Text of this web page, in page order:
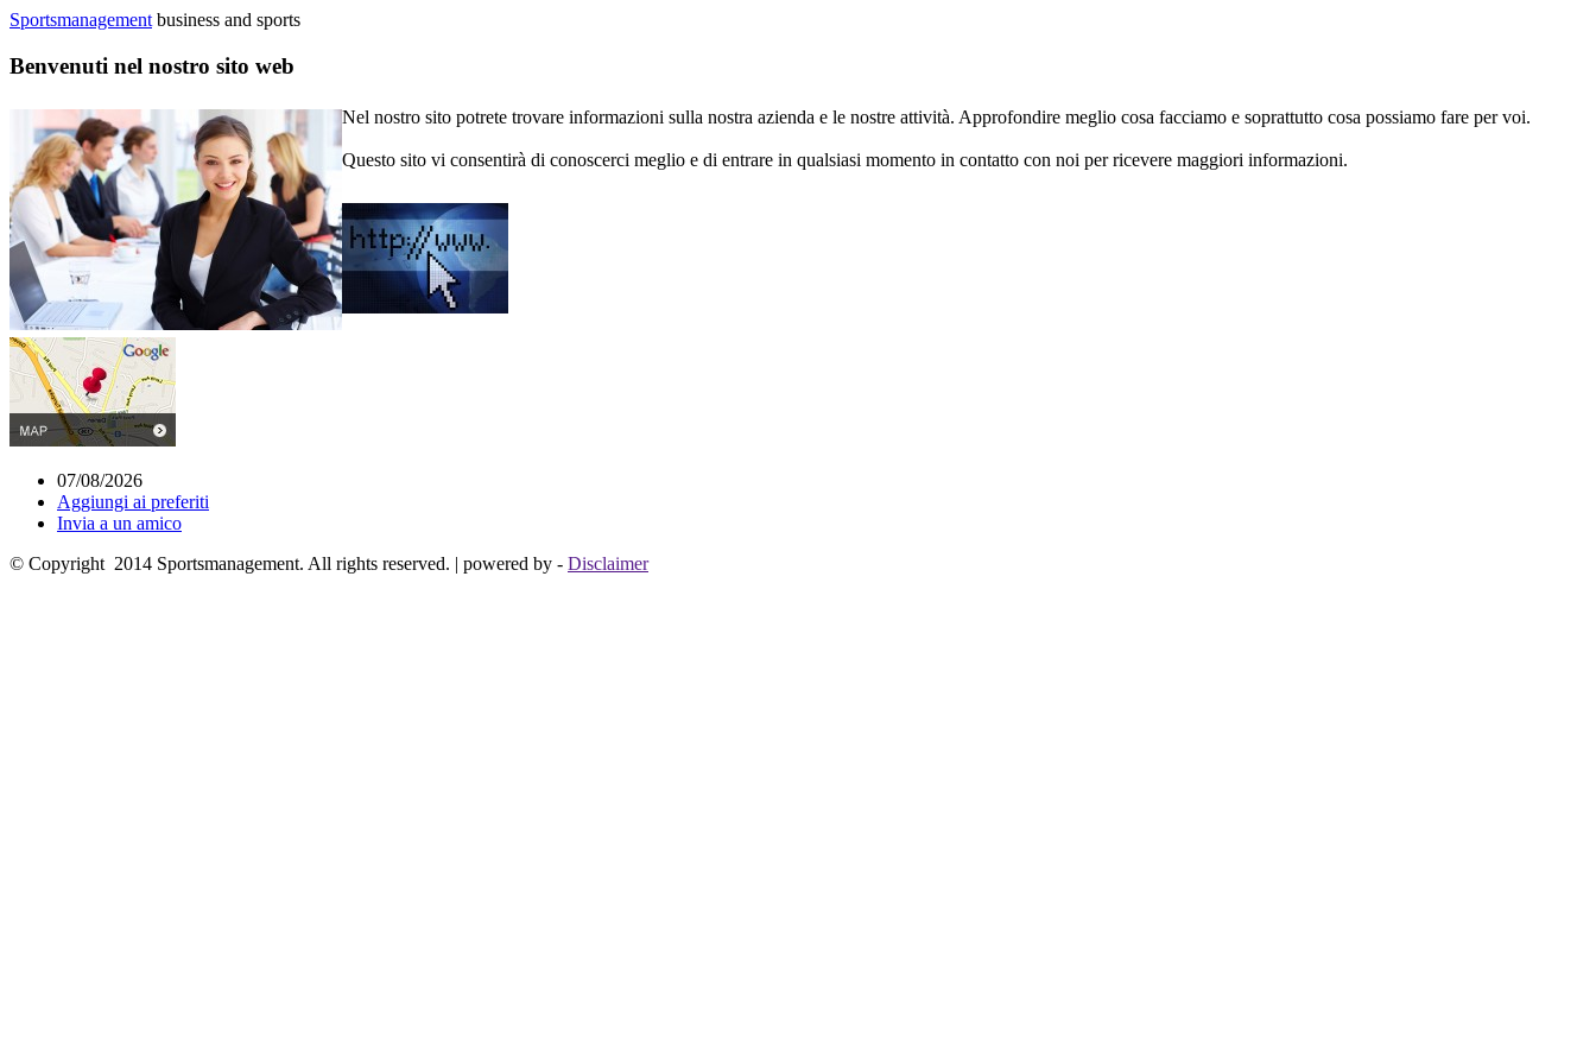
Sportsmanagement business and sports
Benvenuti nel nostro sito web
Nel nostro sito potrete trovare informazioni sulla nostra azienda e le nostre attività. Approfondire meglio cosa facciamo e soprattutto cosa possiamo fare per voi.
Questo sito vi consentirà di conoscerci meglio e di entrare in qualsiasi momento in contatto con noi per ricevere maggiori informazioni.
07/08/2026
Aggiungi ai preferiti
Invia a un amico
© Copyright 2014 Sportsmanagement. All rights reserved. | powered by - Disclaimer